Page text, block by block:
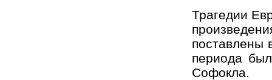
Трагедии
поставлены
периода
Софокла.